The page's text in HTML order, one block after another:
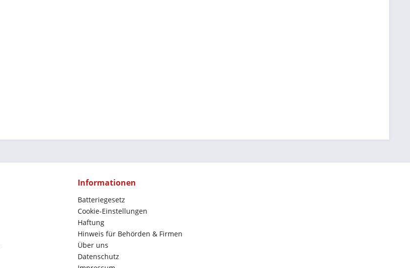
Informationen
Batteriegesetz
Cookie-Einstellungen
Haftung
Hinweis für Behörden & Firmen
Über uns
Datenschutz